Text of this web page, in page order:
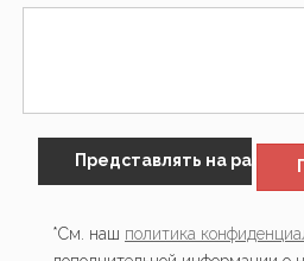
Представлять на
*См. наш политика